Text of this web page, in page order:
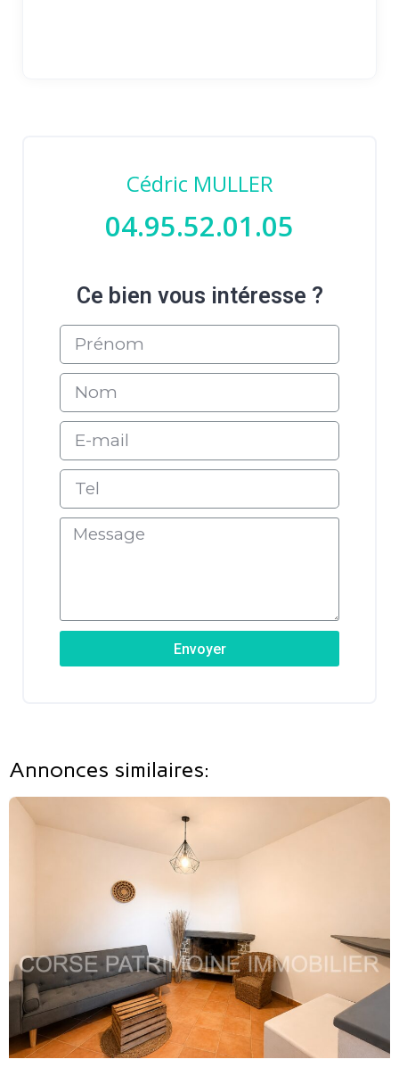
Cédric MULLER
04.95.52.01.05
Ce bien vous intéresse ?
Envoyer
Annonces similaires: